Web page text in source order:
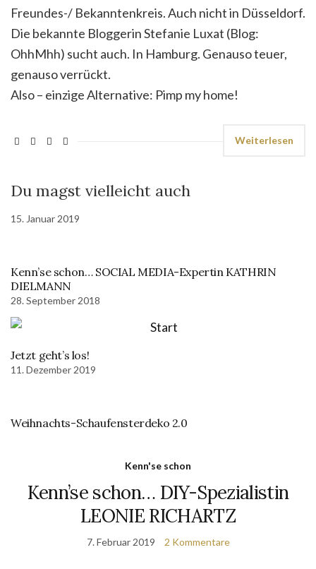
Freundes-/ Bekanntenkreis. Auch nicht in Düsseldorf.
Die bekannte Bloggerin Stefanie Luxat (Blog:
OhhMhh) sucht auch. In Hamburg. Genauso teuer,
genauso verrückt.
Also – einzige Alternative: Pimp my home!
Weiterlesen
Du magst vielleicht auch
15. Januar 2019
Kenn’se schon… SOCIAL MEDIA-Expertin KATHRIN
DIELMANN
28. September 2018
Jetzt geht’s los!
11. Dezember 2019
Weihnachts-Schaufensterdeko 2.0
Kenn'se schon
Kenn’se schon… DIY-Spezialistin
LEONIE RICHARTZ
7. Februar 2019 2 Kommentare